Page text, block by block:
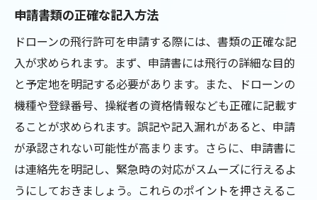
申請書類の正確な記入方法
ドローンの飛行許可を申請する際には、書類の正確な記
入が求められます。まず、申請書には飛行の詳細な目的
と予定地を明記する必要があります。また、ドローンの
機種や登録番号、操縦者の資格情報なども正確に記載す
ることが求められます。誤記や記入漏れがあると、申請
が承認されない可能性が高まります。さらに、申請書に
は連絡先を明記し、緊急時の対応がスムーズに行えるよ
うにしておきましょう。これらのポイントを押さえるこ